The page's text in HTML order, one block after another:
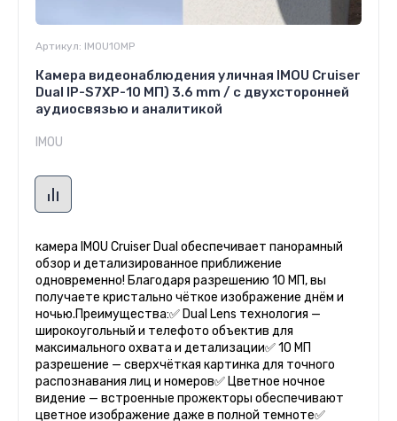
Артикул: IMOU10MP
Камера видеонаблюдения уличная IMOU Cruiser
Dual IP-S7XP-10 МП) 3.6 mm / c двухсторонней
аудиосвязью и аналитикой
IMOU
камера IMOU Cruiser Dual обеспечивает панорамный
обзор и детализированное приближение
одновременно! Благодаря разрешению 10 МП, вы
получаете кристально чёткое изображение днём и
ночью.Преимущества:✅ Dual Lens технология —
широкоугольный и телефото объектив для
максимального охвата и детализации✅ 10 МП
разрешение — сверхчёткая картинка для точного
распознавания лиц и номеров✅ Цветное ночное
видение — встроенные прожекторы обеспечивают
цветное изображение даже в полной темноте✅